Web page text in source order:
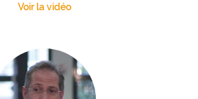
Voir la vidéo